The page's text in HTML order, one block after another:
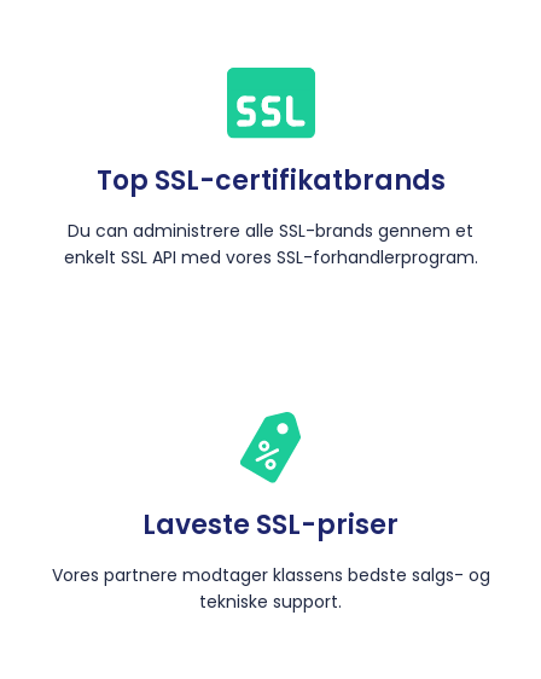
Top SSL-certifikatbrands
Du can administrere alle SSL-brands gennem et
enkelt SSL API med vores SSL-forhandlerprogram.
Laveste SSL-priser
Vores partnere modtager klassens bedste salgs- og
tekniske support.